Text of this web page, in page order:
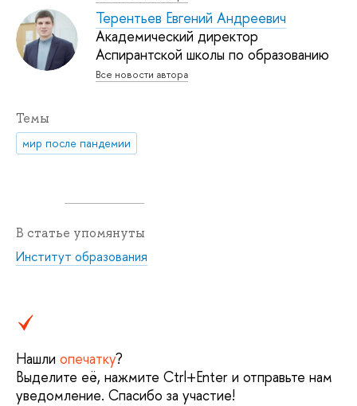
Терентьев Евгений Андреевич
Академический директор
Аспирантской школы по образованию
Все новости автора
Темы
мир после пандемии
В статье упомянуты
Институт образования
Нашли опечатку?
Выделите её, нажмите Ctrl+Enter и отправьте нам
уведомление. Спасибо за участие!